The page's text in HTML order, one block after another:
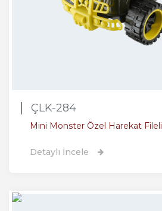
ÇLK-284
Mini Monster Özel Harekat Fileli
Detaylı İncele